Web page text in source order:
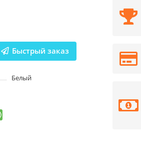
Быстрый заказ
Белый